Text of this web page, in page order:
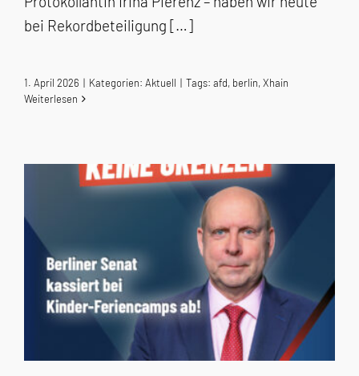
bei Rekordbeteiligung […]
1. April 2026 | Kategorien: Aktuell | Tags: afd, berlin,Xhain
Weiterlesen